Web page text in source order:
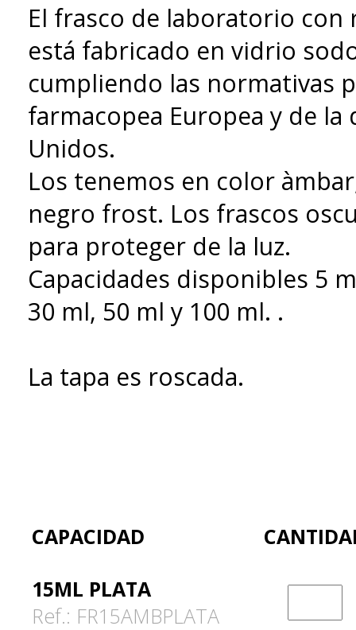
El frasco de laboratorio con
está fabricado en vidrio
cumpliendo las normativas
farmacopea Europea y de la
Unidos.
Los tenemos en color
negro frost. Los frascos
para proteger de la luz.
Capacidades disponibles 5
30 ml, 50 ml y 100 ml. .
La tapa es roscada.
CAPACIDAD
15ML PLATA
Ref.: FR15AMBPLATA